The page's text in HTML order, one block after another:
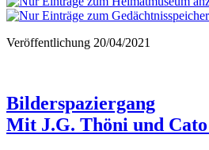
Veröffentlichung 20/04/2021
Bilderspaziergang
Mit J.G. Thöni und